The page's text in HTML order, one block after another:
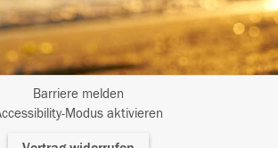
Barriere melden
Modus aktivieren